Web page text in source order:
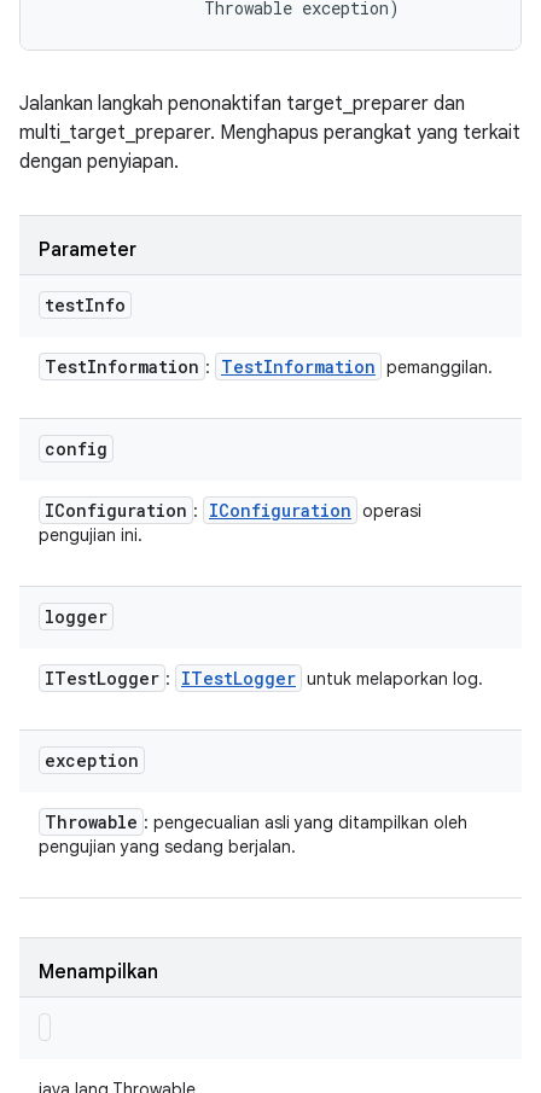
                Throwable exception)
Jalankan langkah penonaktifan target_preparer dan
multi_target_preparer. Menghapus perangkat yang terkait
dengan penyiapan.
Parameter
testInfo
TestInformation : TestInformation pemanggilan.
config
IConfiguration : IConfiguration operasi
pengujian ini.
logger
ITestLogger : ITestLogger untuk melaporkan log.
exception
Throwable : pengecualian asli yang ditampilkan oleh
pengujian yang sedang berjalan.
Menampilkan